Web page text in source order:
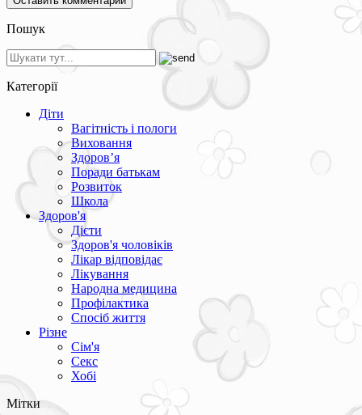
Пошук
Категорії
Діти
Вагітність і пологи
Виховання
Здоров’я
Поради батькам
Розвиток
Школа
Здоров'я
Дієти
Здоров'я чоловіків
Лікар відповідає
Лікування
Народна медицина
Профілактика
Спосіб життя
Різне
Сім'я
Секс
Хобі
Мітки